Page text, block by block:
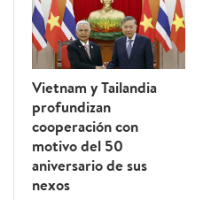
Vietnam y Tailandia
profundizan
cooperación con
motivo del 50
aniversario de sus
nexos